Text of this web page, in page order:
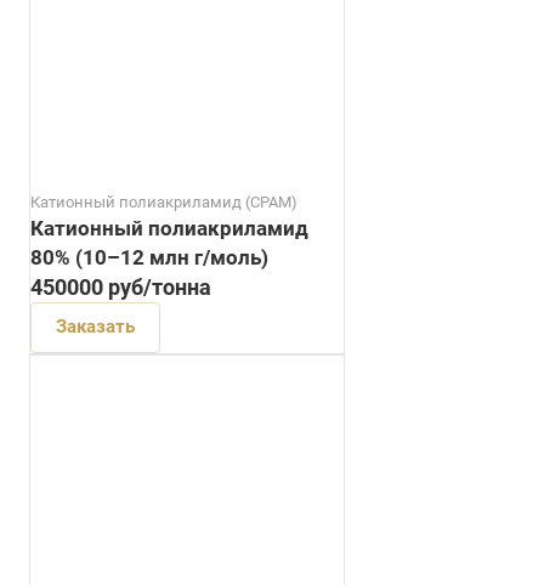
Катионный полиакриламид (CPAM)
Катионный полиакриламид
80% (10–12 млн г/моль)
450000 руб/тонна
Заказать